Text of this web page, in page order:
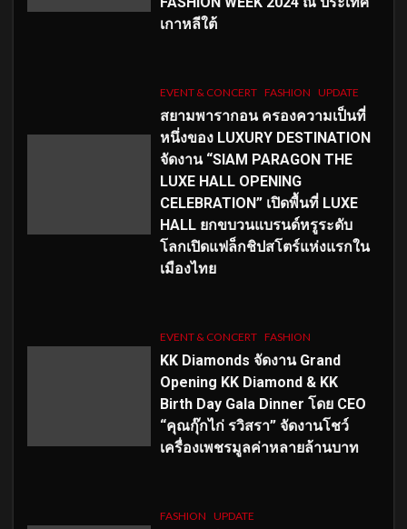
เกาหลีใต้
EVENT & CONCERT FASHION UPDATE
สยามพารากอน ครองความเป็นที่
หนึ่งของ LUXURY DESTINATION
จัดงาน “SIAM PARAGON THE
LUXE HALL OPENING
CELEBRATION” เปิดพื้นที่ LUXE
HALL ยกขบวนแบรนด์หรูระดับ
โลกเปิดแฟล็กชิปสโตร์แห่งแรกใน
เมืองไทย
EVENT & CONCERT FASHION
KK Diamonds จัดงาน Grand
Opening KK Diamond & KK
Birth Day Gala Dinner โดย CEO
“คุณกุ๊กไก่ รวิสรา” จัดงานโชว์
เครื่องเพชรมูลค่าหลายล้านบาท
FASHION UPDATE